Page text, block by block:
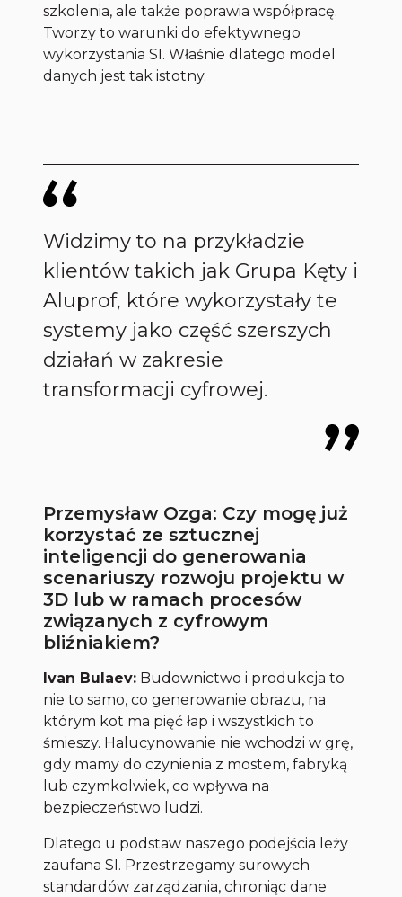
szkolenia, ale także poprawia współpracę.
Tworzy to warunki do efektywnego
wykorzystania SI. Właśnie dlatego model
danych jest tak istotny.
Widzimy to na przykładzie
klientów takich jak Grupa Kęty i
Aluprof, które wykorzystały te
systemy jako część szerszych
działań w zakresie
transformacji cyfrowej.
Przemysław Ozga: Czy mogę już
korzystać ze sztucznej
inteligencji do generowania
scenariuszy rozwoju projektu w
3D lub w ramach procesów
związanych z cyfrowym
bliźniakiem?
Ivan Bulaev: Budownictwo i produkcja to
nie to samo, co generowanie obrazu, na
którym kot ma pięć łap i wszystkich to
śmieszy. Halucynowanie nie wchodzi w grę,
gdy mamy do czynienia z mostem, fabryką
lub czymkolwiek, co wpływa na
bezpieczeństwo ludzi.
Dlatego u podstaw naszego podejścia leży
zaufana SI. Przestrzegamy surowych
standardów zarządzania, chroniąc dane